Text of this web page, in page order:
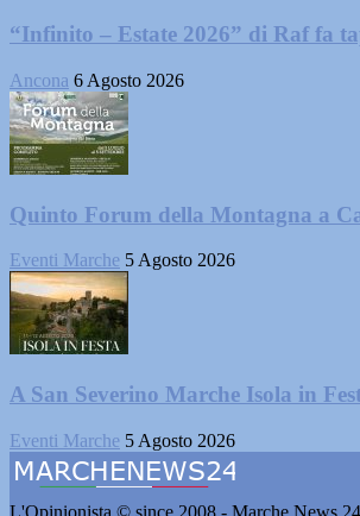
“Infinito – Estate 2026” di Raf fa
Ancona 6 Agosto 2026
Quinto Forum della Montagna a
Eventi Marche 5 Agosto 2026
A San Severino Marche Isola in
Eventi Marche 5 Agosto 2026
L'Opinionista © since 2008 - Marche News